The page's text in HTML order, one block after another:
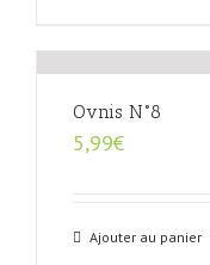
Ovnis N°8
5,99€
Ajouter au panier